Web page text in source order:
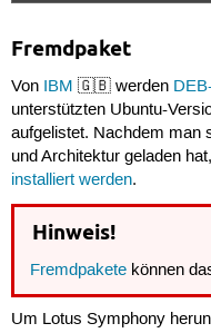
Fremdpaket
Von IBM 🇬🇧 werden
unterstützten Ubuntu-
aufgelistet. Nachdem man
und Architektur geladen
installiert werden.
Hinweis!
Fremdpakete können
Um Lotus Symphony